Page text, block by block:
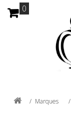
0
Marques